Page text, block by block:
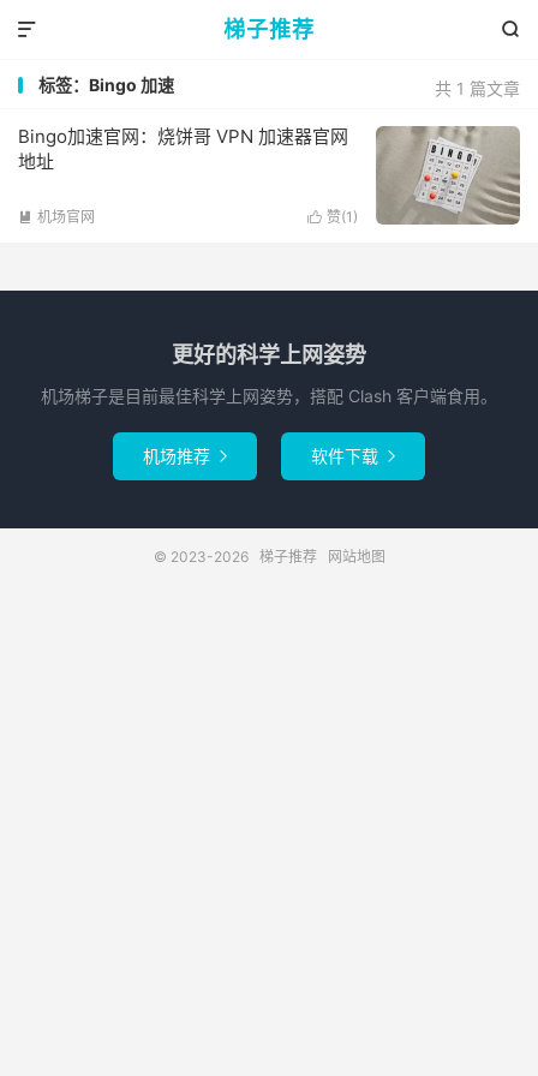
梯子推荐 

共 1 篇文章
标签：Bingo 加速
Bingo加速官网：烧饼哥 VPN 加速器官网
地址
 赞(1 )
 机场官网
更好的科学上网姿势
机场梯子是目前最佳科学上网姿势，搭配 Clash 客户端食用。
机场推荐  软件下载 
© 2023-2026 梯子推荐 网站地图